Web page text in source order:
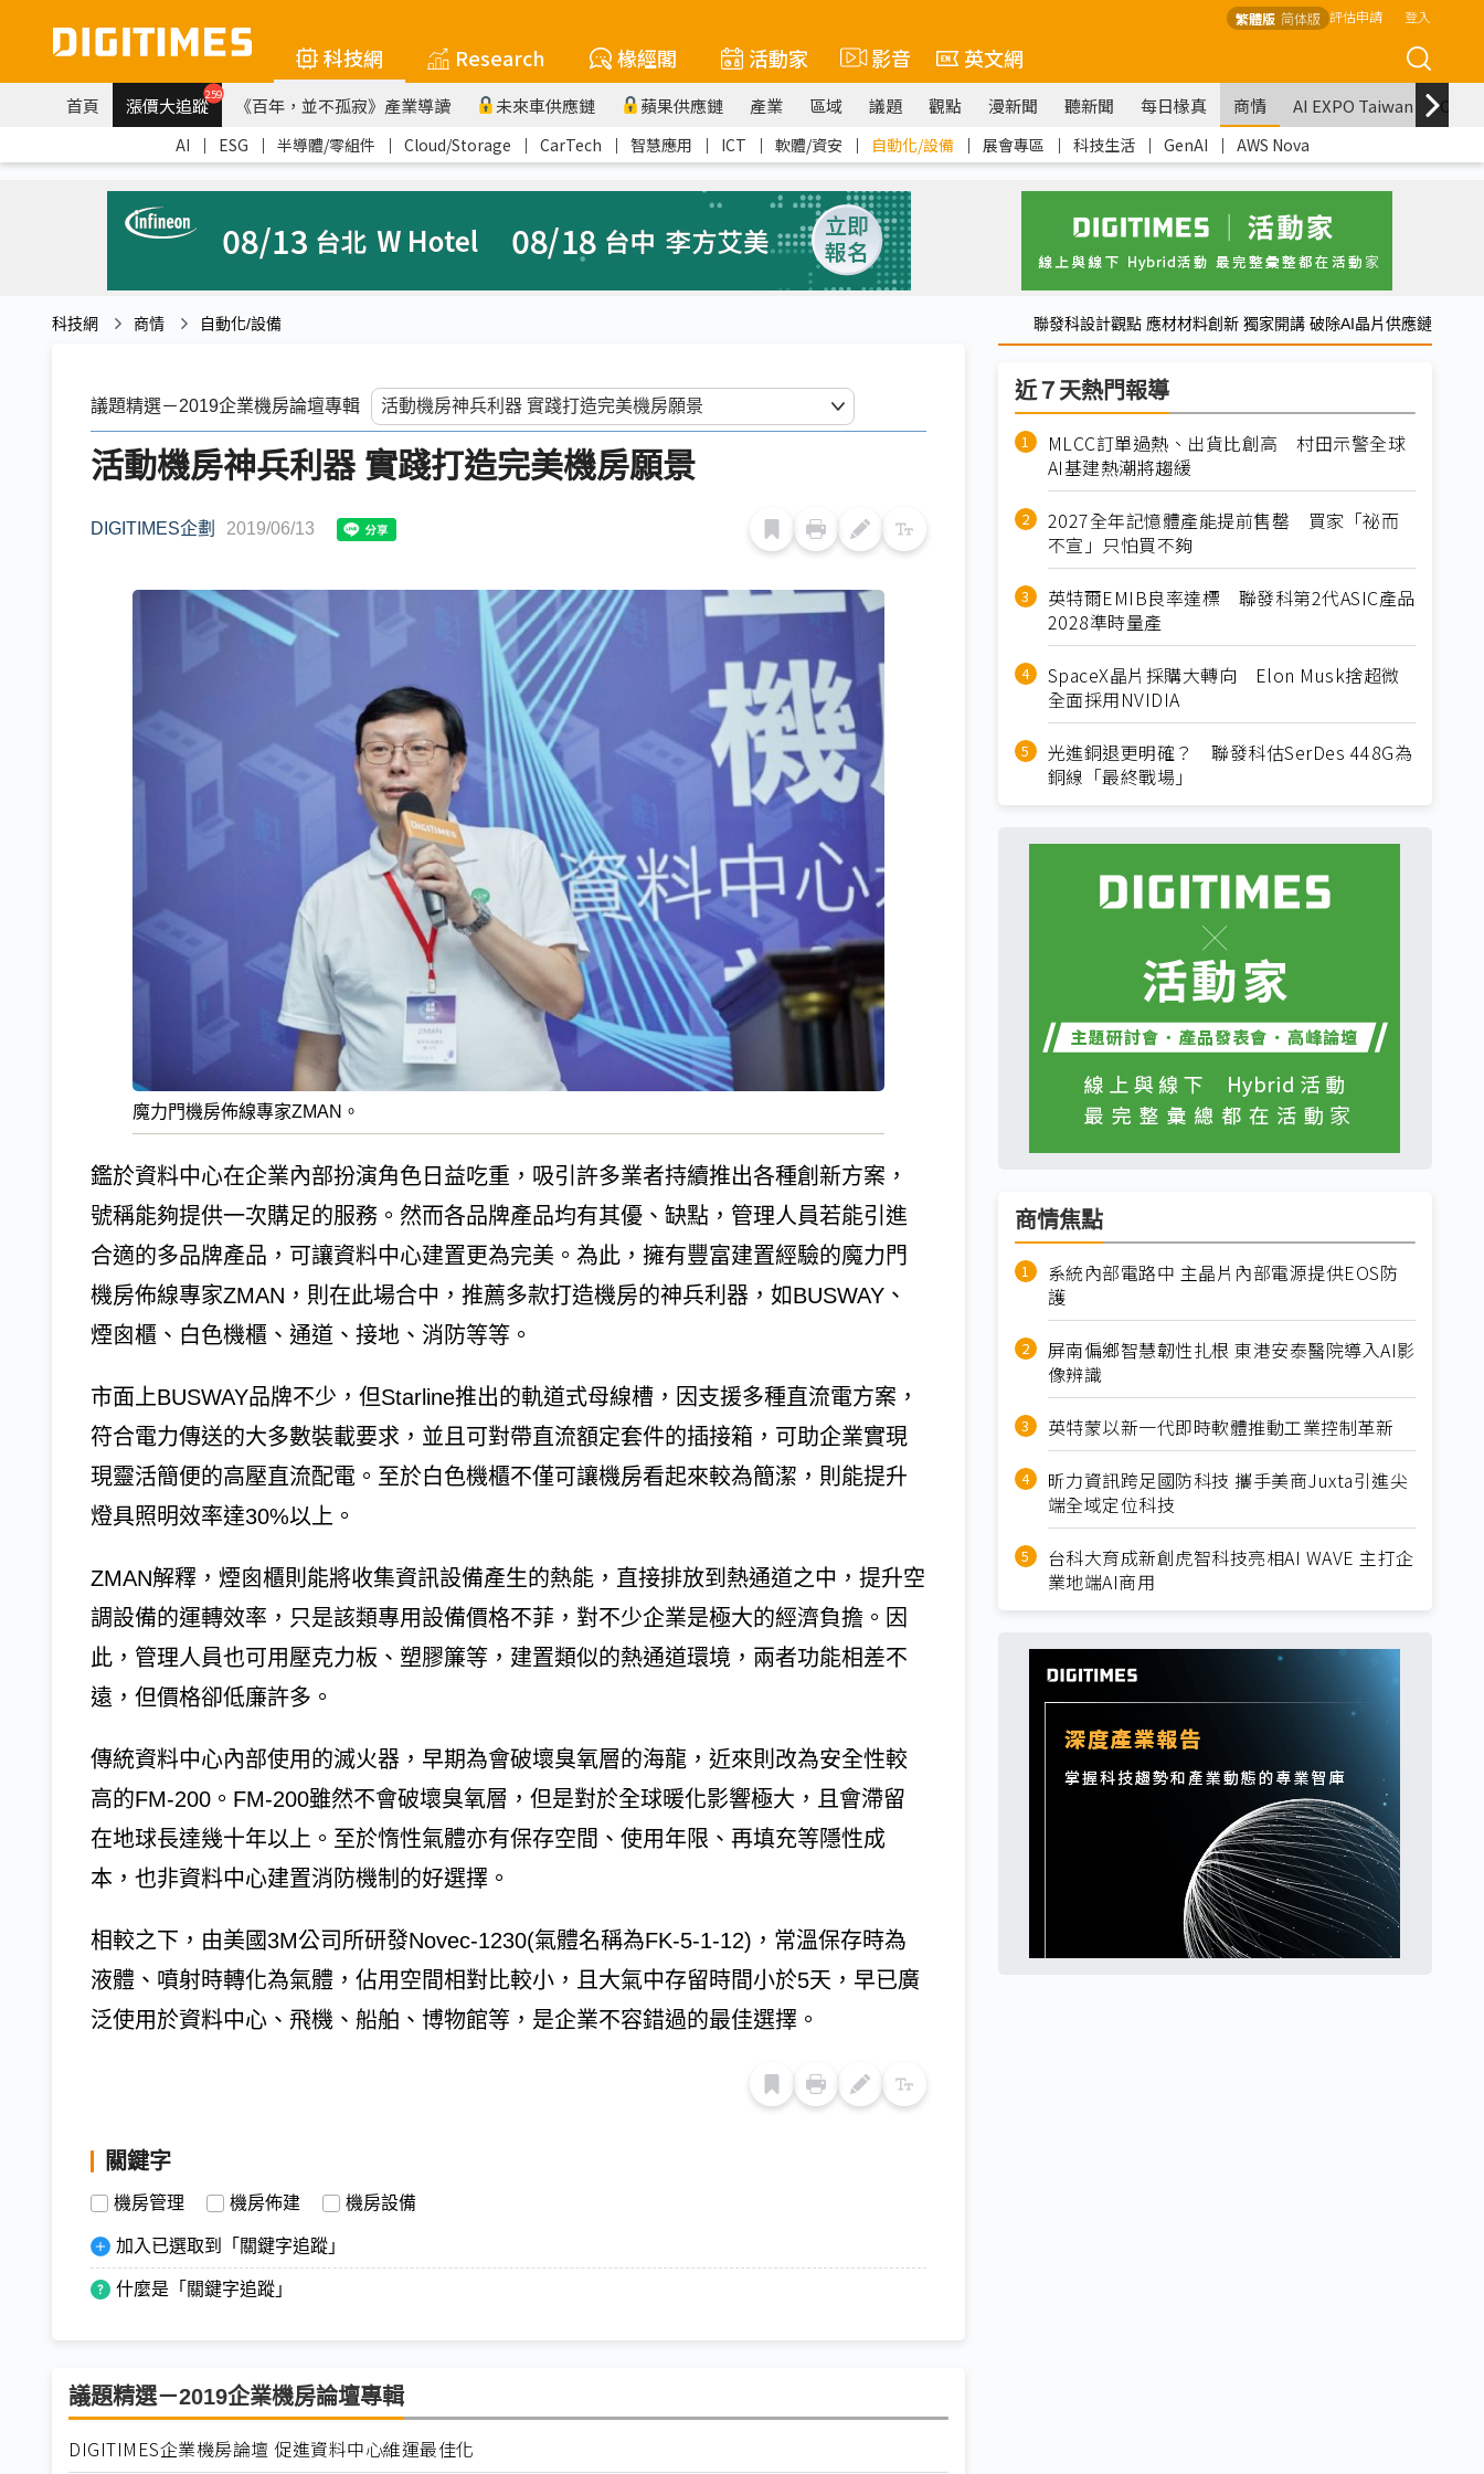
繁體版 简体版 評估申請 登入
科技網 Research 椽經閣 活動家 影音 英文網
首頁 漲價大追蹤259 《百年，並不孤寂》產業導讀 未來車供應鏈 蘋果供應鏈 產業 區域 議題 觀點 漫新聞 聽新聞 每日椽真 商情 AI EXPO Taiwan
AI ｜ ESG ｜ 半導體/零組件 ｜ Cloud/Storage ｜ CarTech ｜ 智慧應用 ｜ ICT ｜ 軟體/資安 ｜ 自動化/設備 ｜ 展會專區 ｜ 科技生活 ｜ GenAI ｜ AWS Nova
科技網 商情 自動化/設備 聯發科設計觀點 應材材料創新 獨家開講 破除AI晶片供應鏈
議題精選－2019企業機房論壇專輯
活動機房神兵利器 實踐打造完美機房願景
DIGITIMES企劃 2019/06/13
魔力門機房佈線專家ZMAN。
鑑於資料中心在企業內部扮演角色日益吃重，吸引許多業者持續推出各種創新方案，
號稱能夠提供一次購足的服務。然而各品牌產品均有其優、缺點，管理人員若能引進
合適的多品牌產品，可讓資料中心建置更為完美。為此，擁有豐富建置經驗的魔力門
機房佈線專家ZMAN，則在此場合中，推薦多款打造機房的神兵利器，如BUSWAY、
煙囪櫃、白色機櫃、通道、接地、消防等等。
市面上BUSWAY品牌不少，但Starline推出的軌道式母線槽，因支援多種直流電方案，
符合電力傳送的大多數裝載要求，並且可對帶直流額定套件的插接箱，可助企業實現
現靈活簡便的高壓直流配電。至於白色機櫃不僅可讓機房看起來較為簡潔，則能提升
燈具照明效率達30%以上。
ZMAN解釋，煙囪櫃則能將收集資訊設備產生的熱能，直接排放到熱通道之中，提升空
調設備的運轉效率，只是該類專用設備價格不菲，對不少企業是極大的經濟負擔。因
此，管理人員也可用壓克力板、塑膠簾等，建置類似的熱通道環境，兩者功能相差不
遠，但價格卻低廉許多。
傳統資料中心內部使用的滅火器，早期為會破壞臭氧層的海龍，近來則改為安全性較
高的FM-200。FM-200雖然不會破壞臭氧層，但是對於全球暖化影響極大，且會滯留
在地球長達幾十年以上。至於惰性氣體亦有保存空間、使用年限、再填充等隱性成
本，也非資料中心建置消防機制的好選擇。
相較之下，由美國3M公司所研發Novec-1230(氣體名稱為FK-5-1-12)，常溫保存時為
液體、噴射時轉化為氣體，佔用空間相對比較小，且大氣中存留時間小於5天，早已廣
泛使用於資料中心、飛機、船舶、博物館等，是企業不容錯過的最佳選擇。
關鍵字
機房管理 機房佈建 機房設備
加入已選取到「關鍵字追蹤」
什麼是「關鍵字追蹤」
議題精選－2019企業機房論壇專輯
DIGITIMES企業機房論壇 促進資料中心維運最佳化
近７天熱門報導
MLCC訂單過熱、出貨比創高 村田示警全球
AI基建熱潮將趨緩
2027全年記憶體產能提前售罄 買家「祕而
不宣」只怕買不夠
英特爾EMIB良率達標 聯發科第2代ASIC產品
2028準時量產
SpaceX晶片採購大轉向 Elon Musk捨超微
全面採用NVIDIA
光進銅退更明確？ 聯發科估SerDes 448G為
銅線「最終戰場」
商情焦點
系統內部電路中 主晶片內部電源提供EOS防
護
屏南偏鄉智慧韌性扎根 東港安泰醫院導入AI影
像辨識
英特蒙以新一代即時軟體推動工業控制革新
昕力資訊跨足國防科技 攜手美商Juxta引進尖
端全域定位科技
台科大育成新創虎智科技亮相AI WAVE 主打企
業地端AI商用